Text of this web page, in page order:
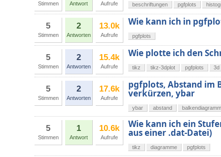
Stimmen Antwort Aufrufe beschriftungen pgfplots
5
Stimmen
2
Antworten
13.0k
Aufrufe
Wie kann ich in
pgfplots
5
Stimmen
2
Antworten
15.4k
Aufrufe
Wie plotte ich den
tikz tikz-3dplot pgfplots 3d
5
Stimmen
2
Antworten
17.6k
Aufrufe
pgfplots, Abstand im
verkürzen, ybar
ybar abstand balkendiagramm
5
Stimmen
1
Antwort
10.6k
Aufrufe
Wie kann ich ein
aus einer .dat-Datei)
tikz diagramme pgfplots